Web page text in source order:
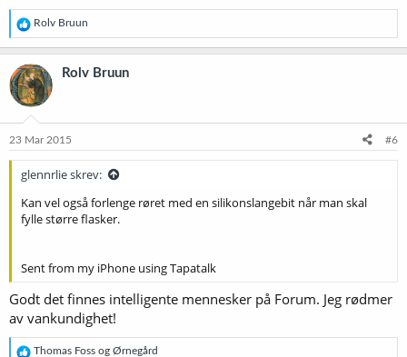
R
e
a
k
s
j
o
e
Rolv Bruun
Rolv Bruun
23 Mar 2015 #6
glennrlie skrev:
Kan vel også forlenge røret med en silikonslangebit når man skal
fylle større flasker.
Sent from my iPhone using Tapatalk
Godt det finnes intelligente mennesker på Forum. Jeg rødmer
av vankundighet!
R
Thomas Foss og Ørnegård